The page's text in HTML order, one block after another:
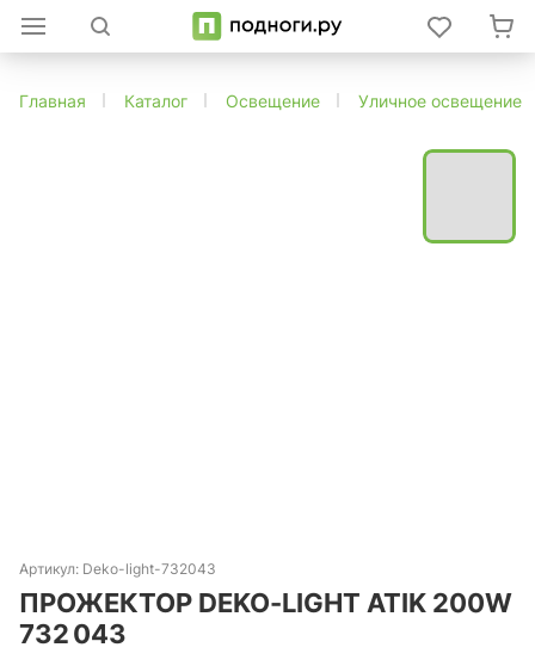
Главная Каталог Освещение Уличное освещение
Артикул: Deko-light-732043
ПРОЖЕКТОР DEKO-LIGHT ATIK 200W
732 043